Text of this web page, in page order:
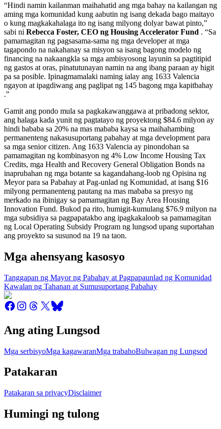
“Hindi namin kailanman maihahatid ang mga bahay na kailangan ng
aming mga komunidad kung aabutin ng isang dekada bago maitayo
o kung magkakahalaga ito ng isang milyong dolyar bawat pinto,”
sabi ni Rebecca Foster, CEO ng Housing Accelerator Fund . “Sa
pamamagitan ng pagsasama-sama ng mga developer at mga
tagapondo na nakahanay sa misyon sa isang bagong modelo ng
financing na nakaangkla sa mga ambisyosong layunin sa pagtitipid
ng gastos at oras, pinatutunayan namin na ang ibang paraan ay higit
pa sa posible. Ipinagmamalaki naming ialay ang 1633 Valencia
ngayon at ipagdiwang ang paglipat ng 145 bagong mga kapitbahay
.”
Gamit ang pondo mula sa pagkakawanggawa at pribadong sektor,
ang halaga kada yunit ng pagtatayo ng proyektong $84.6 milyon ay
hindi bababa sa 20% na mas mababa kaysa sa maihahambing
permanenteng nakasusuportang pabahay at mga development para
sa mga senior citizen. Ang 1633 Valencia ay pinondohan sa
pamamagitan ng kombinasyon ng 4% Low Income Housing Tax
Credits, mga Health and Recovery General Obligation Bonds na
inaprubahan ng mga botante sa kagandahang-loob ng Opisina ng
Meyor para sa Pabahay at Pag-unlad ng Komunidad, at isang $16
milyong permanenteng pautang na mas mababa sa presyo ng
merkado na ibinigay sa pamamagitan ng Bay Area Housing
Innovation Fund. Bukod pa rito, humigit-kumulang $76.9 milyon na
mga subsidiya sa pagpapatakbo ang ipagkakaloob sa pamamagitan
ng Local Operating Subsidy Program ng lungsod upang suportahan
ang proyekto sa susunod na 19 na taon.
Mga ahensyang kasosyo
Tanggapan ng Mayor ng Pabahay at Pagpapaunlad ng Komunidad
Kawalan ng Tahanan at Sumusuportang Pabahay
Ang ating Lungsod
Mga serbisyoMga kagawaranMga trabahoBulwagan ng Lungsod
Patakaran
Patakaran sa privacyDisclaimer
Humingi ng tulong